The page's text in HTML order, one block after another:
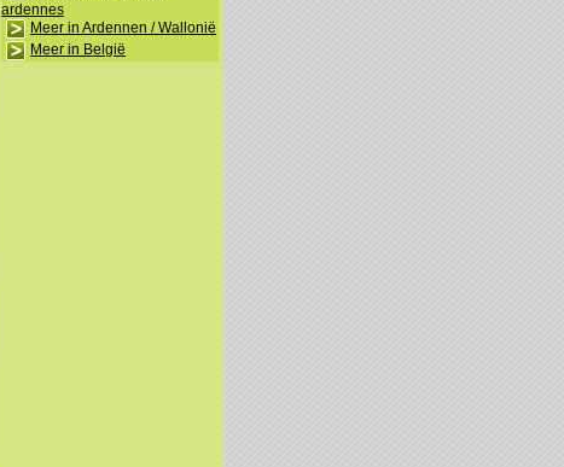
ardennes
Meer in Ardennen / Wallonië
Meer in België